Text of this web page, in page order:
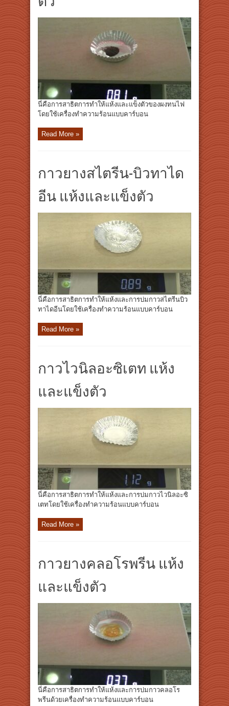
นี่คือการสาธิตการทำให้แห้งและแข็งตัวของผงทนไฟ
โดยใช้เครื่องทำความร้อนแบบคาร์บอน
Read More »
กาวยางสไตรีน-บิวทาได
อีน แห้งและแข็งตัว
นี่คือการสาธิตการทำให้แห้งและการบ่มกาวสไตรีนบิว
ทาไดอีนโดยใช้เครื่องทำความร้อนแบบคาร์บอน
Read More »
กาวไวนิลอะซิเตท แห้ง
และแข็งตัว
นี่คือการสาธิตการทำให้แห้งและการบ่มกาวไวนิลอะซิ
เตทโดยใช้เครื่องทำความร้อนแบบคาร์บอน
Read More »
กาวยางคลอโรพรีน แห้ง
และแข็งตัว
นี่คือการสาธิตการทำให้แห้งและการบ่มกาวคลอโร
พรีนด้วยเครื่องทำความร้อนแบบคาร์บอน